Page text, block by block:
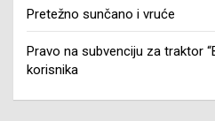
Pretežno sunčano i vruće
Pravo na subvenciju za traktor
korisnika